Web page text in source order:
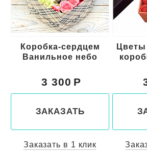
Цветы и сладости в
коробке средняя 7
3 400
ЗАКАЗАТЬ
Заказать в 1 клик